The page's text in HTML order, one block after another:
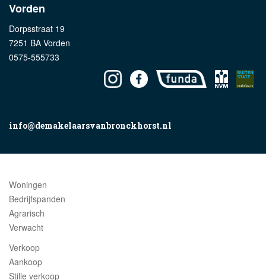
Vorden
Dorpsstraat 19
7251 BA Vorden
0575-555733
info@demakelaarsvanbronckhorst.nl
Woningen
Bedrijfspanden
Agrarisch
Verwacht
Verkoop
Aankoop
Stille verkoop